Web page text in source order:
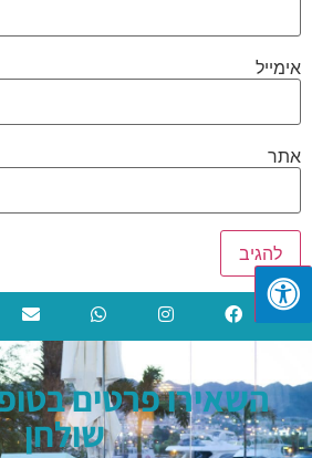
אימייל
אתר
השאירו פרטים
שולחן